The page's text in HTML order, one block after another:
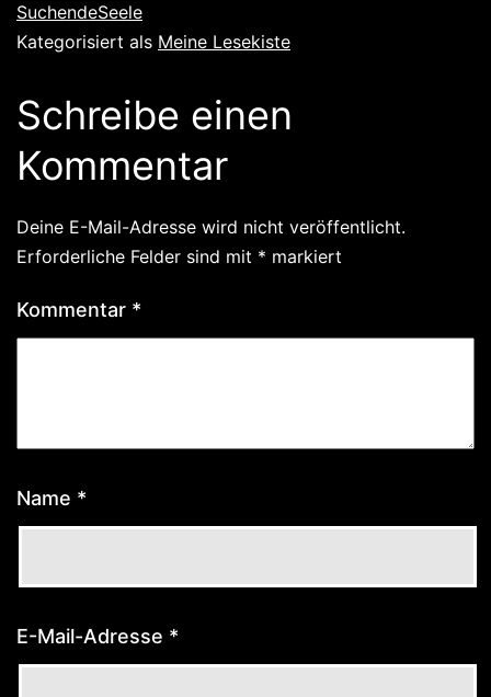
SuchendeSeele
Kategorisiert als Meine Lesekiste
Schreibe einen
Kommentar
Deine E-Mail-Adresse wird nicht veröffentlicht.
Erforderliche Felder sind mit * markiert
Kommentar *
Name *
E-Mail-Adresse *